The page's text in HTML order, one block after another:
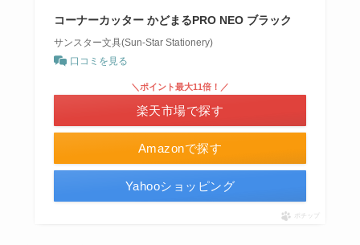
コーナーカッター かどまるPRO NEO ブラック
サンスター文具(Sun-Star Stationery)
口コミを見る
Amazonで探す
＼ポイント最大11倍！／
楽天市場で探す
Yahooショッピング
ポチップ